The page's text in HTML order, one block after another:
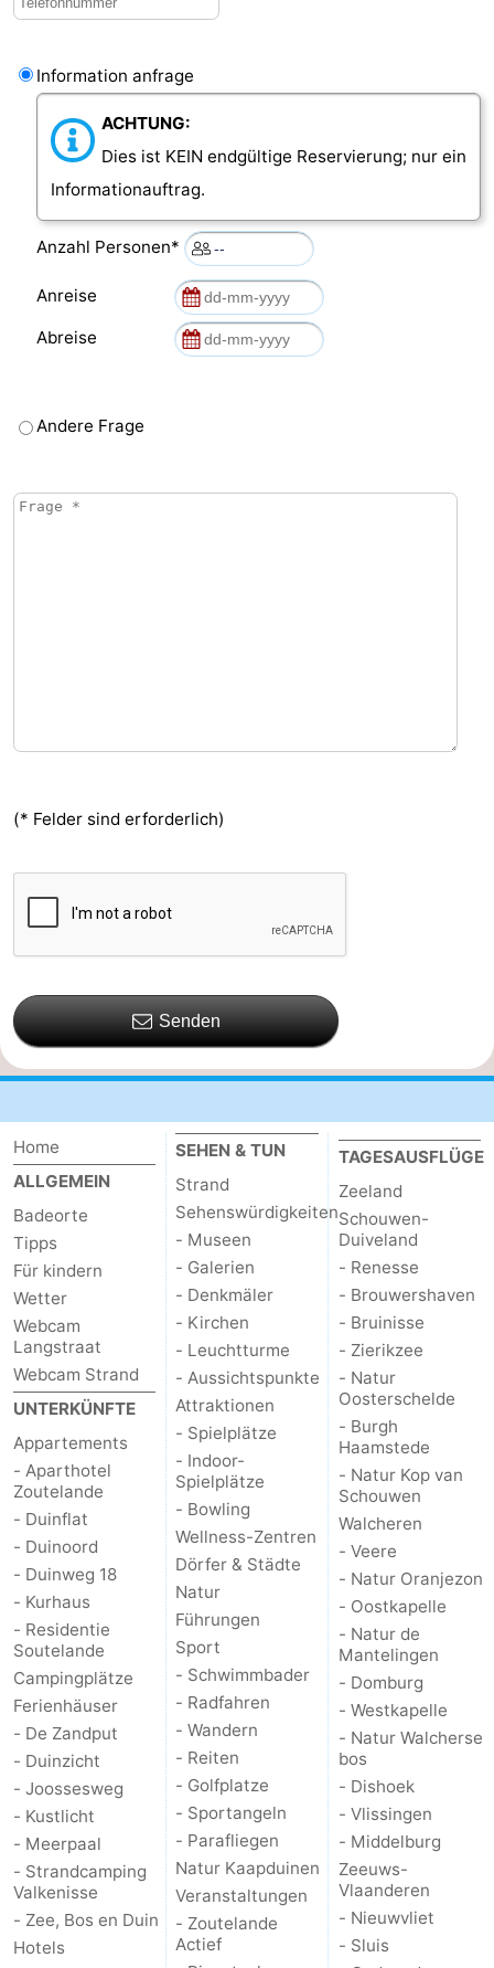
Information anfrage
ACHTUNG:
Dies ist KEIN endgültige Reservierung; nur ein
Informationauftrag.
Anzahl Personen*
Anreise
Abreise
Andere Frage
(* Felder sind erforderlich)
Senden
Home
ALLGEMEIN
Badeorte
Tipps
Für kindern
Wetter
Webcam
Langstraat
Webcam Strand
UNTERKÜNFTE
Appartements
- Aparthotel
Zoutelande
- Duinflat
- Duinoord
- Duinweg 18
- Kurhaus
- Residentie
Soutelande
Campingplätze
Ferienhäuser
- De Zandput
- Duinzicht
- Joossesweg
- Kustlicht
- Meerpaal
- Strandcamping
Valkenisse
- Zee, Bos en Duin
Hotels
SEHEN & TUN
Strand
Sehenswürdigkeiten
- Museen
- Galerien
- Denkmäler
- Kirchen
- Leuchtturme
- Aussichtspunkte
Attraktionen
- Spielplätze
- Indoor-
Spielplätze
- Bowling
Wellness-Zentren
Dörfer & Städte
Natur
Führungen
Sport
- Schwimmbader
- Radfahren
- Wandern
- Reiten
- Golfplatze
- Sportangeln
- Parafliegen
Natur Kaapduinen
Veranstaltungen
- Zoutelande
Actief
TAGESAUSFLÜGE
Zeeland
Schouwen-
Duiveland
- Renesse
- Brouwershaven
- Bruinisse
- Zierikzee
- Natur
Oosterschelde
- Burgh
Haamstede
- Natur Kop van
Schouwen
Walcheren
- Veere
- Natur Oranjezon
- Oostkapelle
- Natur de
Mantelingen
- Domburg
- Westkapelle
- Natur Walcherse
bos
- Dishoek
- Vlissingen
- Middelburg
Zeeuws-
Vlaanderen
- Nieuwvliet
- Sluis